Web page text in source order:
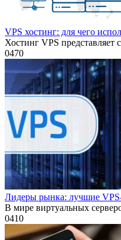
VPS хостинг: для чего
Хостинг VPS
0470
Лидеры рынка: лучшие
В мире виртуальных
0410